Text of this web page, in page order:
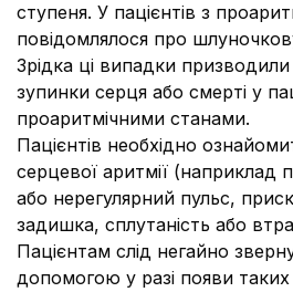
ступеня. У пацієнтів з
повідомлялося про
Зрідка ці випадки призводили
зупинки серця або смерті у
проаритмічними станами.
Пацієнтів необхідно
серцевої аритмії (наприклад
або нерегулярний пульс,
задишка, сплутаність або
Пацієнтам слід негайно
допомогою у разі появи